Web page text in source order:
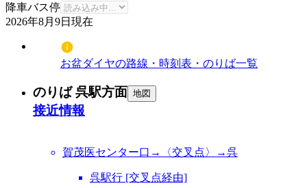
降車バス停
2026年8月9日 現在
お盆ダイヤの路線・時刻表・のりば一覧
のりば 呉駅方面 地図
接近情報
賀茂医センター口→〈交叉点〉→呉
呉駅行 [交叉点経由]